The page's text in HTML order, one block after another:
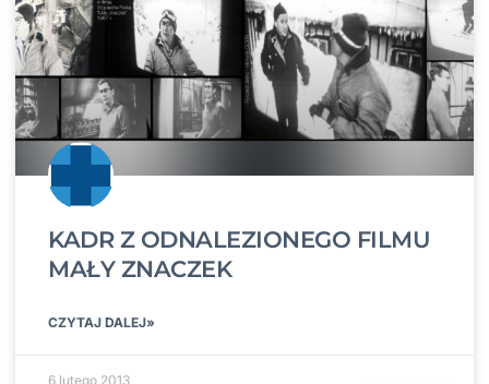
KADR Z ODNALEZIONEGO FILMU
MAŁY ZNACZEK
CZYTAJ DALEJ»
6 lutego 2013